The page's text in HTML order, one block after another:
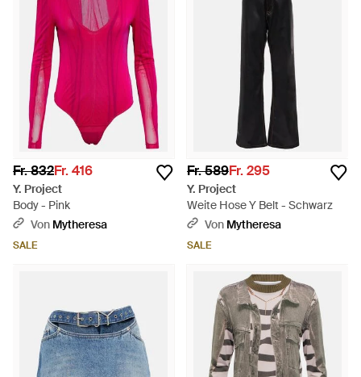
Fr. 832Fr. 416
Y. Project
Body - Pink
Von Mytheresa
SALE
Fr. 589Fr. 295
Y. Project
Weite Hose Y Belt - Schwarz
Von Mytheresa
SALE